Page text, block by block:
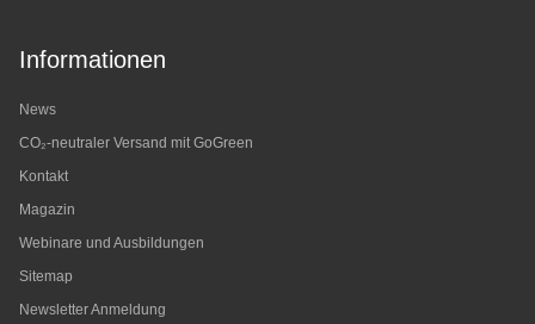
Informationen
News
CO₂-neutraler Versand mit GoGreen
Kontakt
Magazin
Webinare und Ausbildungen
Sitemap
Newsletter Anmeldung